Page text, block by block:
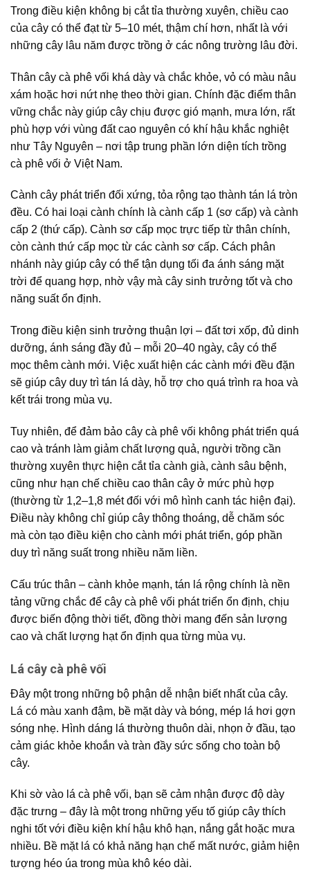
Trong điều kiện không bị cắt tỉa thường xuyên, chiều cao
của cây có thể đạt từ 5–10 mét, thậm chí hơn, nhất là với
những cây lâu năm được trồng ở các nông trường lâu đời.
Thân cây cà phê vối khá dày và chắc khỏe, vỏ có màu nâu
xám hoặc hơi nứt nhẹ theo thời gian. Chính đặc điểm thân
vững chắc này giúp cây chịu được gió mạnh, mưa lớn, rất
phù hợp với vùng đất cao nguyên có khí hậu khắc nghiệt
như Tây Nguyên – nơi tập trung phần lớn diện tích trồng
cà phê vối ở Việt Nam.
Cành cây phát triển đối xứng, tỏa rộng tạo thành tán lá tròn
đều. Có hai loại cành chính là cành cấp 1 (sơ cấp) và cành
cấp 2 (thứ cấp). Cành sơ cấp mọc trực tiếp từ thân chính,
còn cành thứ cấp mọc từ các cành sơ cấp. Cách phân
nhánh này giúp cây có thể tận dụng tối đa ánh sáng mặt
trời để quang hợp, nhờ vậy mà cây sinh trưởng tốt và cho
năng suất ổn định.
Trong điều kiện sinh trưởng thuận lợi – đất tơi xốp, đủ dinh
dưỡng, ánh sáng đầy đủ – mỗi 20–40 ngày, cây có thể
mọc thêm cành mới. Việc xuất hiện các cành mới đều đặn
sẽ giúp cây duy trì tán lá dày, hỗ trợ cho quá trình ra hoa và
kết trái trong mùa vụ.
Tuy nhiên, để đảm bảo cây cà phê vối không phát triển quá
cao và tránh làm giảm chất lượng quả, người trồng cần
thường xuyên thực hiện cắt tỉa cành già, cành sâu bệnh,
cũng như hạn chế chiều cao thân cây ở mức phù hợp
(thường từ 1,2–1,8 mét đối với mô hình canh tác hiện đại).
Điều này không chỉ giúp cây thông thoáng, dễ chăm sóc
mà còn tạo điều kiện cho cành mới phát triển, góp phần
duy trì năng suất trong nhiều năm liền.
Cấu trúc thân – cành khỏe mạnh, tán lá rộng chính là nền
tảng vững chắc để cây cà phê vối phát triển ổn định, chịu
được biến động thời tiết, đồng thời mang đến sản lượng
cao và chất lượng hạt ổn định qua từng mùa vụ.
Lá cây cà phê vối
Đây một trong những bộ phận dễ nhận biết nhất của cây.
Lá có màu xanh đậm, bề mặt dày và bóng, mép lá hơi gợn
sóng nhẹ. Hình dáng lá thường thuôn dài, nhọn ở đầu, tạo
cảm giác khỏe khoắn và tràn đầy sức sống cho toàn bộ
cây.
Khi sờ vào lá cà phê vối, bạn sẽ cảm nhận được độ dày
đặc trưng – đây là một trong những yếu tố giúp cây thích
nghi tốt với điều kiện khí hậu khô hạn, nắng gắt hoặc mưa
nhiều. Bề mặt lá có khả năng hạn chế mất nước, giảm hiện
tượng héo úa trong mùa khô kéo dài.